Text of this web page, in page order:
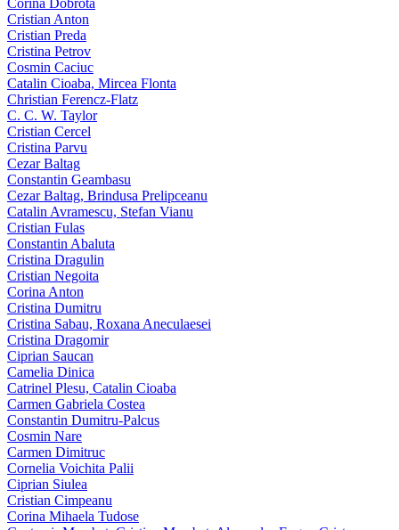
Corina Dobrota
Cristian Anton
Cristian Preda
Cristina Petrov
Cosmin Caciuc
Catalin Cioaba, Mircea Flonta
Christian Ferencz-Flatz
C. C. W. Taylor
Cristian Cercel
Cristina Parvu
Cezar Baltag
Constantin Geambasu
Cezar Baltag, Brindusa Prelipceanu
Catalin Avramescu, Stefan Vianu
Cristian Fulas
Constantin Abaluta
Cristina Dragulin
Cristian Negoita
Corina Anton
Cristina Dumitru
Cristina Sabau, Roxana Aneculaesei
Cristina Dragomir
Ciprian Saucan
Camelia Dinica
Catrinel Plesu, Catalin Cioaba
Carmen Gabriela Costea
Constantin Dumitru-Palcus
Cosmin Nare
Carmen Dimitruc
Cornelia Voichita Palii
Ciprian Siulea
Cristian Cimpeanu
Corina Mihaela Tudose